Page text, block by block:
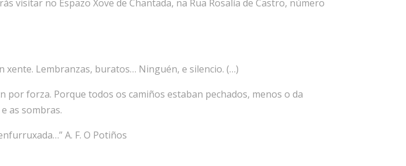
visitar no Espazo Xove de Chantada, na Rua Rosalía de Castro, número
xente. Lembranzas, buratos… Ninguén, e silencio. (…)
forza. Porque todos os camiños estaban pechados, menos o da
as sombras.
A. F. O Potiños